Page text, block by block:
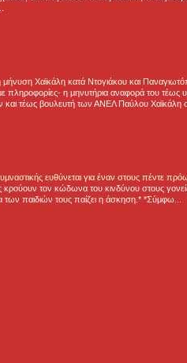
μήνυση Χαϊκάλη κατά Ντογιάκου και
πληροφορίες- η μηνυτήρια αναφορά του τέως
και τέως βουλευτή των ΑΝΕΛ Παύλου Χαϊκάλη
ευθύνεται για έναν στους πέντε
κρούουν τον κώδωνα του κινδύνου στους
των παιδιών τους παίζει η άσκηση.* *Σύμφω...